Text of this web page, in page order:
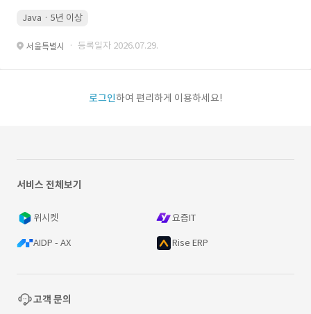
Java · 5년 이상
서울특별시 · 등록일자 2026.07.29.
로그인하여 편리하게 이용하세요!
서비스 전체보기
위시켓 요즘IT
AIDP - AX Rise ERP
고객 문의